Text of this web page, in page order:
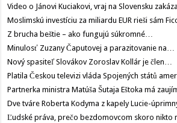
Video o Jánovi Kuciakovi, vraj na Slovensku
Moslimskú investíciu za miliardu EUR rieši sám
Z brucha beštie – ako fungujú súkromné…
Minulosť Zuzany Čaputovej a parazitovanie na…
Nový spasiteľ Slovákov Zoroslav Kollár je člen…
Platila Českou televizi vláda Spojených států
Partnerka ministra Matúša Šutaja Eštoka má
Dve tváre Roberta Kodyma z kapely Lucie-
Ľudské práva, prečo bezdomovcom skoro